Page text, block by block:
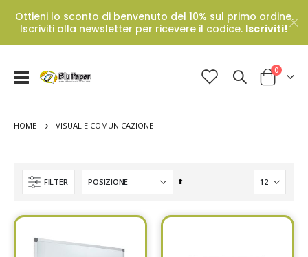
Ottieni lo sconto di benvenuto del 10% sul primo ordine.
Iscriviti alla newsletter per ricevere il codice. Iscriviti!
Toggle
Cart
0Prodotti
HOME VISUAL E COMUNICAZIONE
FILTER
Set